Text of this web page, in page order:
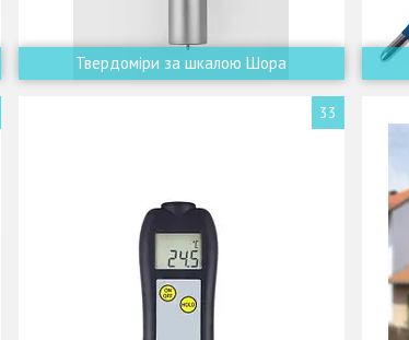
Твердоміри за шкалою Шора
33